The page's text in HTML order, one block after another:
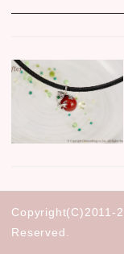
Copyright(C)2011-
Reserved.